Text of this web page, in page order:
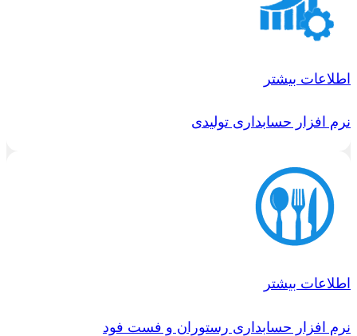
اطلاعات بیشتر
نرم افزار حسابداری تولیدی
اطلاعات بیشتر
نرم افزار حسابداری رستوران و فست فود